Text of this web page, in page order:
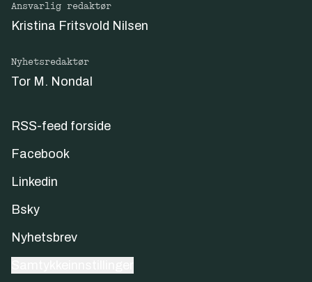
Ansvarlig redaktør
Kristina Fritsvold Nilsen
Nyhetsredaktør
Tor M. Nondal
RSS-feed forside
Facebook
Linkedin
Bsky
Nyhetsbrev